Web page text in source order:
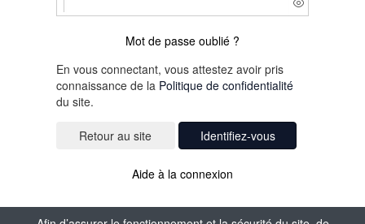
Mot de passe oublié ?
En vous connectant, vous attestez avoir pris
connaissance de la Politique de confidentialité
du site.
Identifiez-vous
Aide à la connexion